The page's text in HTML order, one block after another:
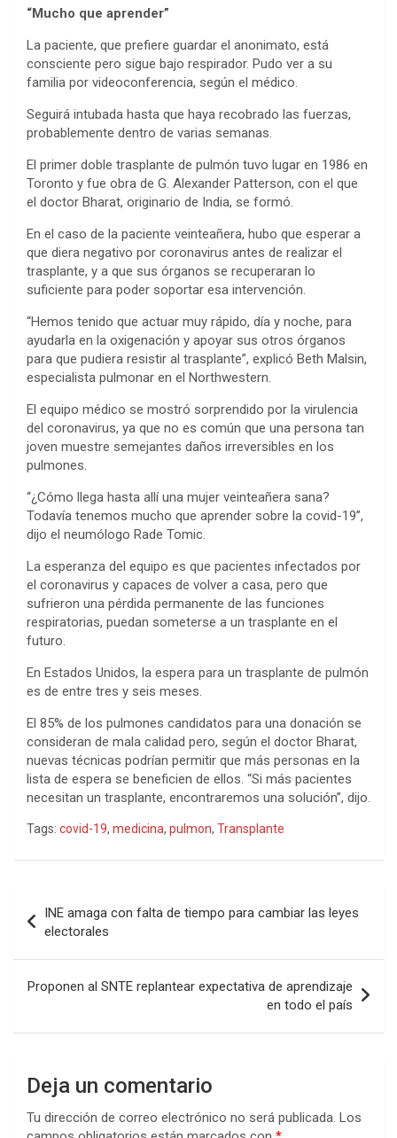
“Mucho que aprender”
La paciente, que prefiere guardar el anonimato, está
consciente pero sigue bajo respirador. Pudo ver a su
familia por videoconferencia, según el médico.
Seguirá intubada hasta que haya recobrado las fuerzas,
probablemente dentro de varias semanas.
El primer doble trasplante de pulmón tuvo lugar en 1986 en
Toronto y fue obra de G. Alexander Patterson, con el que
el doctor Bharat, originario de India, se formó.
En el caso de la paciente veinteañera, hubo que esperar a
que diera negativo por coronavirus antes de realizar el
trasplante, y a que sus órganos se recuperaran lo
suficiente para poder soportar esa intervención.
“Hemos tenido que actuar muy rápido, día y noche, para
ayudarla en la oxigenación y apoyar sus otros órganos
para que pudiera resistir al trasplante”, explicó Beth Malsin,
especialista pulmonar en el Northwestern.
El equipo médico se mostró sorprendido por la virulencia
del coronavirus, ya que no es común que una persona tan
joven muestre semejantes daños irreversibles en los
pulmones.
“¿Cómo llega hasta allí una mujer veinteañera sana?
Todavía tenemos mucho que aprender sobre la covid-19”,
dijo el neumólogo Rade Tomic.
La esperanza del equipo es que pacientes infectados por
el coronavirus y capaces de volver a casa, pero que
sufrieron una pérdida permanente de las funciones
respiratorias, puedan someterse a un trasplante en el
futuro.
En Estados Unidos, la espera para un trasplante de pulmón
es de entre tres y seis meses.
El 85% de los pulmones candidatos para una donación se
consideran de mala calidad pero, según el doctor Bharat,
nuevas técnicas podrían permitir que más personas en la
lista de espera se beneficien de ellos. “Si más pacientes
necesitan un trasplante, encontraremos una solución”, dijo.
Tags: covid-19, medicina, pulmon, Transplante
de
entradas
INE amaga con falta de tiempo para cambiar las leyes
electorales
Proponen al SNTE replantear expectativa de aprendizaje
en todo el país
Deja un comentario
Tu dirección de correo electrónico no será publicada. Los